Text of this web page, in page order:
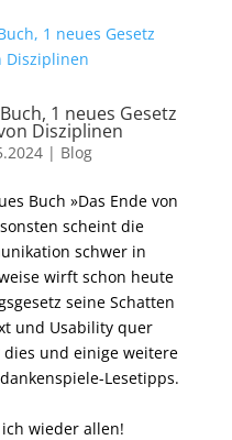
1 neues Gesetz
Disziplinen
| Blog
Buch »Das Ende von
scheint die
schwer in
wirft schon heute
seine Schatten
und Usability quer
und einige weitere
Lesetipps.
wieder allen!